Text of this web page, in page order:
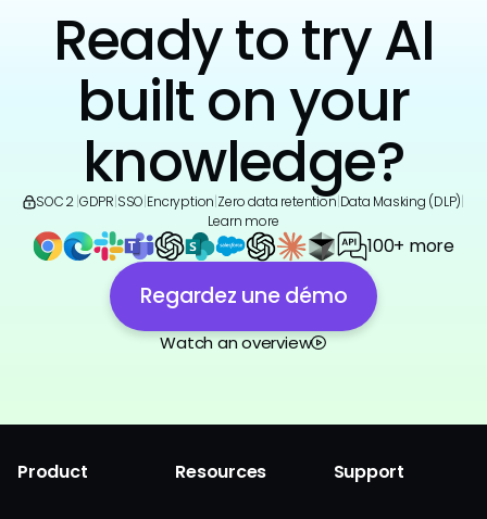
Ready to try AI
built on your
knowledge?
SOC 2|GDPR|SSO|Encryption|Zero data retention|Data Masking (DLP)|
Learn more
100+ more
Regardez une démo
Watch an overview
Product Resources Support